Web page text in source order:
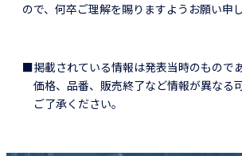
ので、何卒ご理解を賜りますようお願い申
■掲載されている情報は発表当時のもので
価格、品番、販売終了など情報が異なる
ご了承ください。